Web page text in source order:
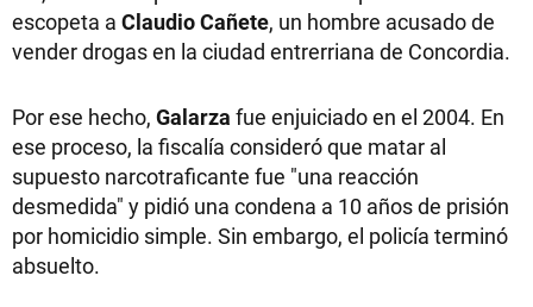
escopeta a ClaudioCañete, un hombre acusado de
vender drogas en la ciudad entrerriana de Concordia.
Por ese hecho, Galarza fue enjuiciado en el 2004. En
ese proceso, la fiscalía consideró que matar al
supuesto narcotraficante fue "una reacción
desmedida" y pidió una condena a 10 años de prisión
por homicidio simple. Sin embargo, el policía terminó
absuelto.